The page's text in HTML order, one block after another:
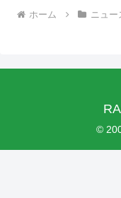
ホーム ニュー
©